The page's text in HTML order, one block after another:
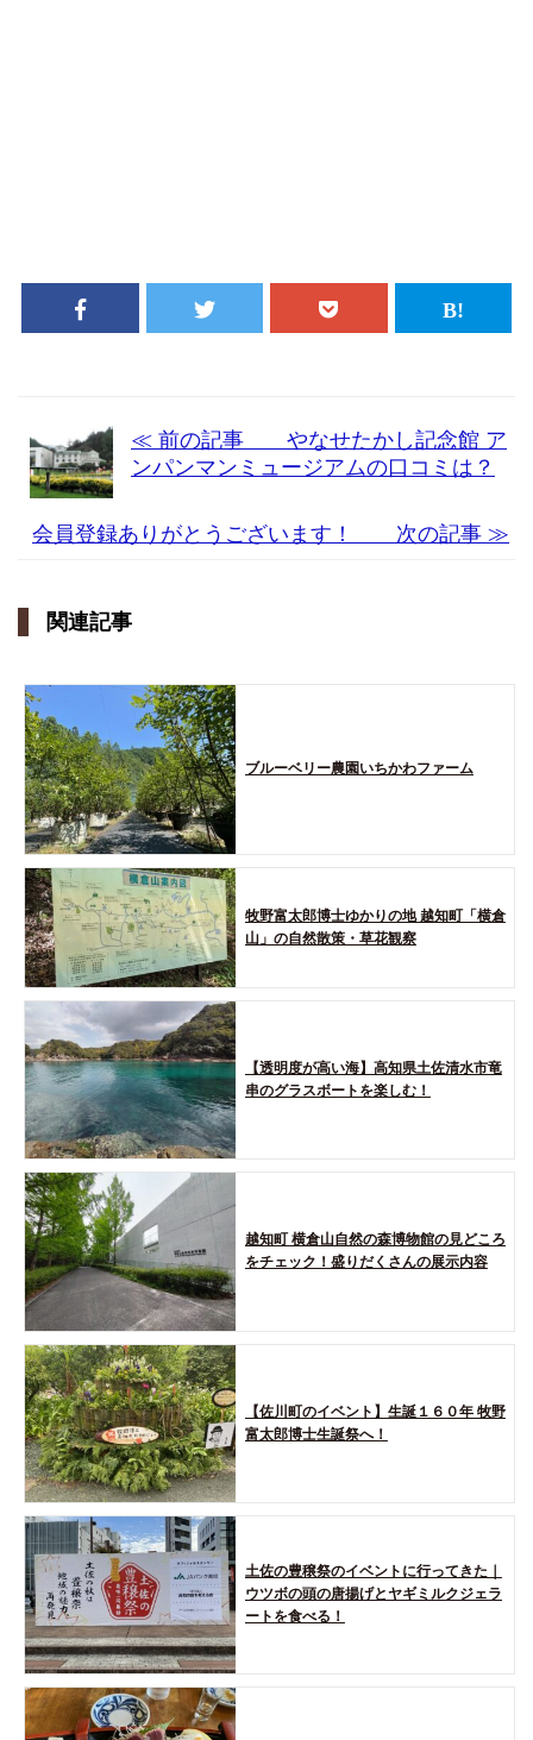
≪ 前の記事 やなせたかし記念館 ア
ンパンマンミュージアムの口コミは？
会員登録ありがとうございます！ 次の記事 ≫
関連記事
ブルーベリー農園いちかわファーム
牧野富太郎博士ゆかりの地 越知町「横倉
山」の自然散策・草花観察
【透明度が高い海】高知県土佐清水市竜
串のグラスボートを楽しむ！
越知町 横倉山自然の森博物館の見どころ
をチェック！盛りだくさんの展示内容
【佐川町のイベント】生誕１６０年 牧野
富太郎博士生誕祭へ！
土佐の豊穣祭のイベントに行ってきた｜
ウツボの頭の唐揚げとヤギミルクジェラ
ートを食べる！